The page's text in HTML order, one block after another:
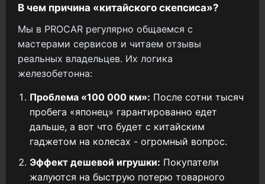
В чем причина «китайского скепсиса»?
Мы в PROCAR регулярно общаемся с
мастерами сервисов и читаем отзывы
реальных владельцев. Их логика
железобетонна:
Проблема «100 000 км»: После сотни тысяч
пробега «японец» гарантированно едет
дальше, а вот что будет с китайским
гаджетом на колесах - огромный вопрос.
Эффект дешевой игрушки: Покупатели
жалуются на быструю потерю товарного